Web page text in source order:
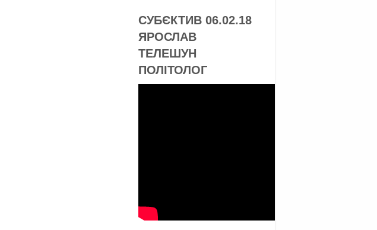
СУБЄКТИВ 06.02.18
ЯРОСЛАВ
ТЕЛЕШУН
ПОЛІТОЛОГ